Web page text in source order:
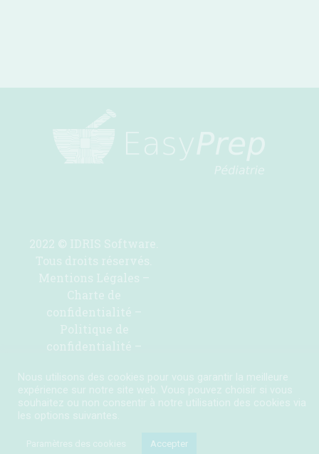
2022 © IDRIS Software.
Tous droits réservés.
Mentions Légales –
Charte de
confidentialité –
Politique de
confidentialité –
ajouter une molécule
Nous utilisons des cookies pour vous garantir la meilleure
expérience sur notre site web. Vous pouvez choisir si vous
souhaitez ou non consentir à notre utilisation des cookies via
les options suivantes.
Paramètres des cookies Accepter